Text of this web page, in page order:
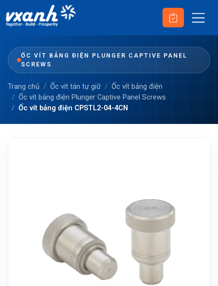
ỐC VÍT BẢNG ĐIỆN PLUNGER CAPTIVE PANEL
SCREWS
Trang chủ Ốc vít tán tự giữ
Ốc vít bảng điện
Ốc vít bảng điện Plunger Captive Panel Screws
Ốc vít bảng điện CPSTL2-04-4CN